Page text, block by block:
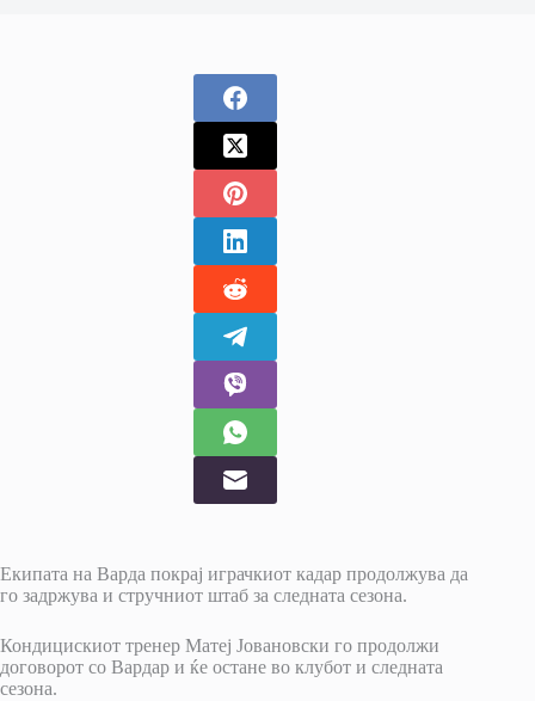
Екипата на Варда покрај играчкиот кадар продолжува да
го задржува и стручниот штаб за следната сезона.
Кондицискиот тренер Матеј Јовановски го продолжи
договорот со Вардар и ќе остане во клубот и следната
сезона.